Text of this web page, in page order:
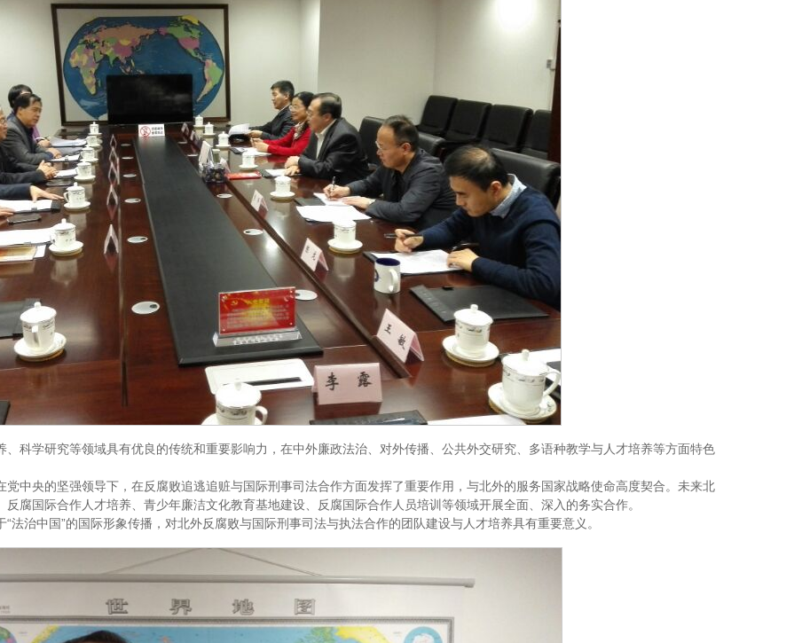
科学研究等领域具有优良的传统和重要影响力，在中外廉政法治、对外传播、公共外交研究、多语种教学与人才培养等方面特色
中央的坚强领导下，在反腐败追逃追赃与国际刑事司法合作方面发挥了重要作用，与北外的服务国家战略使命高度契合。未来北
腐国际合作人才培养、青少年廉洁文化教育基地建设、反腐国际合作人员培训等领域开展全面、深入的务实合作。
法治中国”的国际形象传播，对北外反腐败与国际刑事司法与执法合作的团队建设与人才培养具有重要意义。